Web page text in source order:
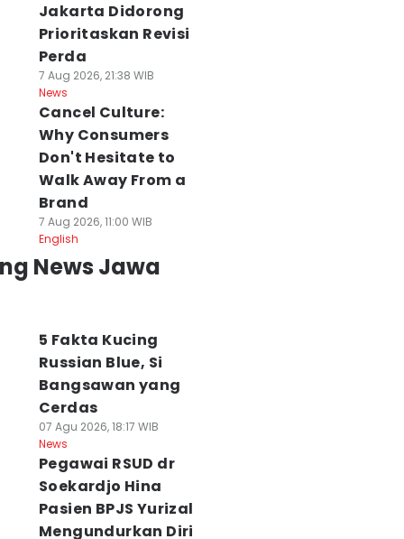
Jakarta Didorong
Prioritaskan Revisi
Perda
7 Aug 2026, 21:38 WIB
News
Cancel Culture:
Why Consumers
Don't Hesitate to
Walk Away From a
Brand
7 Aug 2026, 11:00 WIB
English
News Jawa
5 Fakta Kucing
Russian Blue, Si
Bangsawan yang
Cerdas
07 Agu 2026, 18:17 WIB
News
Pegawai RSUD dr
Soekardjo Hina
Pasien BPJS Yurizal
Mengundurkan Diri